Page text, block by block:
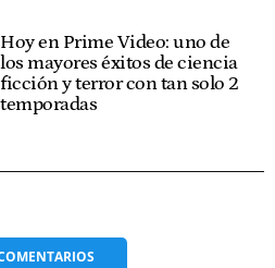
Hoy en Prime Video: uno de
los mayores éxitos de ciencia
ficción y terror con tan solo 2
temporadas